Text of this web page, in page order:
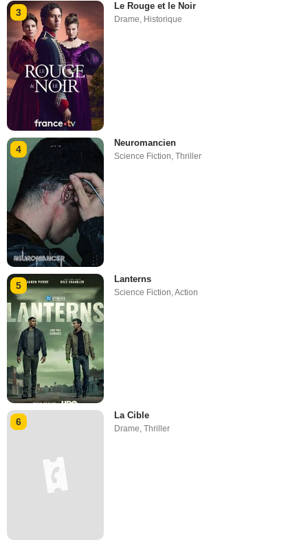
3
Le Rouge et le Noir
Drame, Historique
4
Neuromancien
Science Fiction ,Thriller
5
Lanterns
Science Fiction,Action
6
La Cible
Drame,Thriller